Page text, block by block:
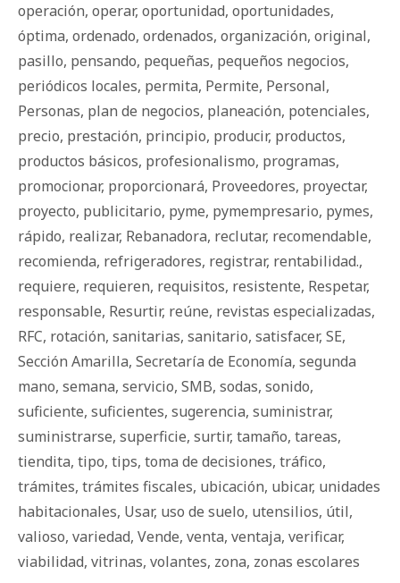
operación, operar, oportunidad, oportunidades,
óptima, ordenado, ordenados, organización, original,
pasillo, pensando, pequeñas, pequeños negocios,
periódicos locales, permita, Permite, Personal,
Personas, plan de negocios, planeación, potenciales,
precio, prestación, principio, producir, productos,
productos básicos, profesionalismo, programas,
promocionar, proporcionará, Proveedores, proyectar,
proyecto, publicitario, pyme, pymempresario, pymes,
rápido, realizar, Rebanadora, reclutar, recomendable,
recomienda, refrigeradores, registrar, rentabilidad.,
requiere, requieren, requisitos, resistente, Respetar,
responsable, Resurtir, reúne, revistas especializadas,
RFC, rotación, sanitarias, sanitario, satisfacer, SE,
Sección Amarilla, Secretaría de Economía, segunda
mano, semana, servicio, SMB, sodas, sonido,
suficiente, suficientes, sugerencia, suministrar,
suministrarse, superficie, surtir, tamaño, tareas,
tiendita, tipo, tips, toma de decisiones, tráfico,
trámites, trámites fiscales, ubicación, ubicar, unidades
habitacionales, Usar, uso de suelo, utensilios, útil,
valioso, variedad, Vende, venta, ventaja, verificar,
viabilidad, vitrinas, volantes, zona, zonas escolares